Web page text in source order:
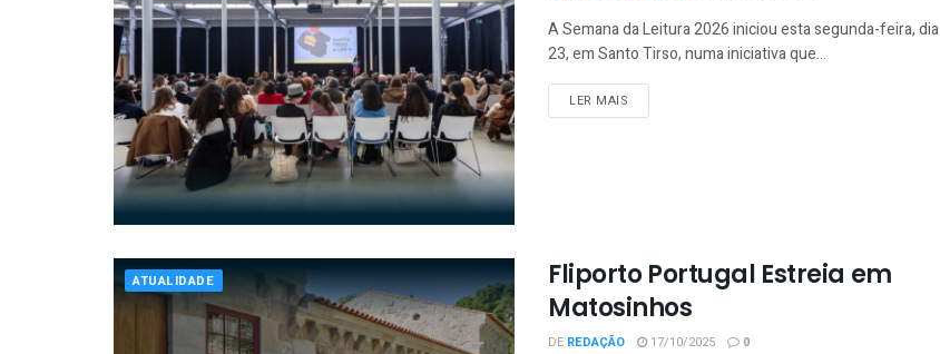
A Semana da Leitura 2026 iniciou esta segunda-feira, dia
23, em Santo Tirso, numa iniciativa que...
LER MAIS
ATUALIDADE
Fliporto Portugal Estreia em
Matosinhos
DE REDAÇÃO 17/10/2025 0